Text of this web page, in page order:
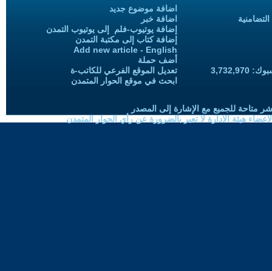
اضافة موضوع جديد
اضافة خبر
إضافة يوتيوب-فلم إلى يوتيوب التمدن
إضافة كتاب إلى مكتبة التمدن
Add new article - English
أضف حملة
تعديل الموقع الفرعي للكاتب-ة
ابحث في موقع الحوار المتمدن
متاحة للجميع مع الإشارة إلى المصدر
هيئة الادارة لا تعبر بالضرورة عن رأي الحوار المتمدن